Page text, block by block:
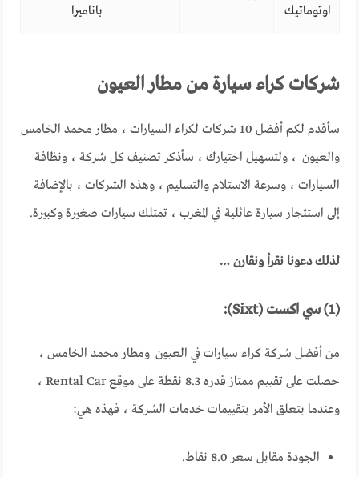
اوتوماتيك
باناميرا
شركات كراء سيارة من مطار العيون
سأقدم لكم أفضل 10 شركات لكراء السيارات ، مطار محمد الخامس
والعيون ، ولتسهيل اختيارك ، سأذكر تصنيف كل شركة ، ونظافة
السيارات ، وسرعة الاستلام والتسليم ، وهذه الشركات ، بالإضافة
إلى استئجار سيارة عائلية في المغرب ، تمتلك سيارات صغيرة وكبيرة.
لذلك دعونا نقرأ ونقارن …
(1) سي اكست (Sixt):
من أفضل شركة كراء سيارات في العيون ومطار محمد الخامس ،
حصلت على تقييم ممتاز قدره 8.3 نقطة على موقع Rental Car ،
وعندما يتعلق الأمر بتقييمات خدمات الشركة ، فهذه هي:
الجودة مقابل سعر 8.0 نقاط.